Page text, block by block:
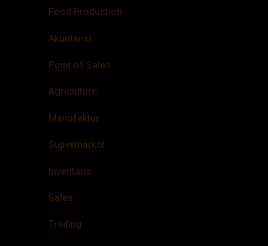
Food Production
Akuntansi
Point of Sales
Agriculture
Manufaktur
Supermarket
Inventaris
Sales
Trading